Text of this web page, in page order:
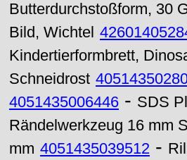
Butterdurchstoßform, 30
Bild, Wichtel
Kindertierformbrett,
Schneidrost
4051435006446 - SDS
Rändelwerkzeug 16 mm
mm 4051435039512 -